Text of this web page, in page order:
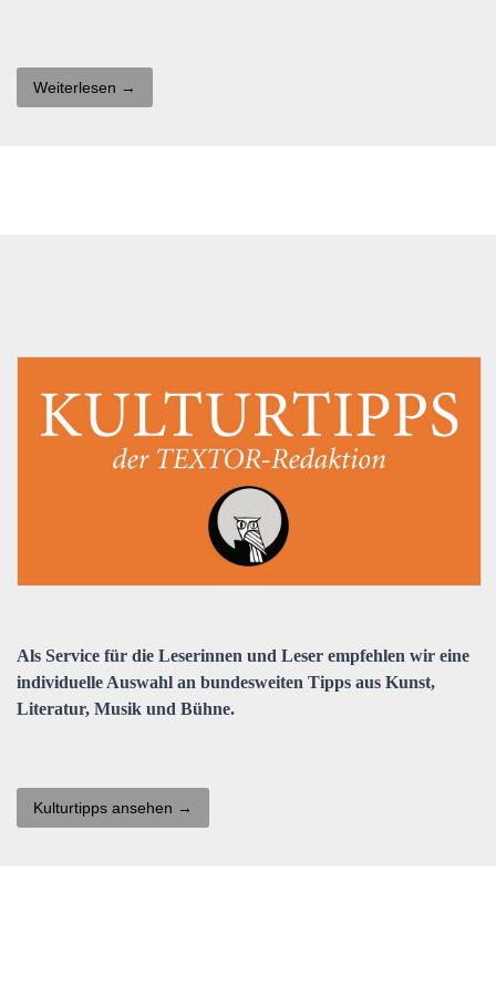
Weiterlesen →
Als Service für die Leserinnen und Leser empfehlen wir eine
individuelle Auswahl an bundesweiten Tipps aus Kunst,
Literatur, Musik und Bühne.
Kulturtipps ansehen →